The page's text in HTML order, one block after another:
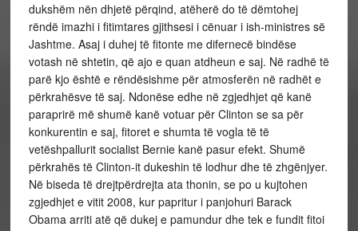
dukshëm nën dhjetë përqind, atëherë do të dëmtohej
rëndë imazhi i fitimtares gjithsesi i cënuar i ish-ministres së
Jashtme. Asaj i duhej të fitonte me difernecë bindëse
votash në shtetin, që ajo e quan atdheun e saj. Në radhë të
parë kjo është e rëndësishme për atmosferën në radhët e
përkrahësve të saj. Ndonëse edhe në zgjedhjet që kanë
paraprirë më shumë kanë votuar për Clinton se sa për
konkurentin e saj, fitoret e shumta të vogla të të
vetëshpallurit socialist Bernie kanë pasur efekt. Shumë
përkrahës të Clinton-it dukeshin të lodhur dhe të zhgënjyer.
Në biseda të drejtpërdrejta ata thonin, se po u kujtohen
zgjedhjet e vitit 2008, kur papritur i panjohuri Barack
Obama arriti atë që dukej e pamundur dhe tek e fundit fitoi